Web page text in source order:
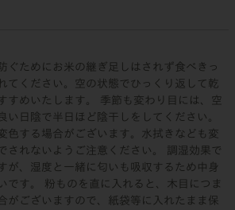
ぐためにお米の継ぎ足しはされず食べきっ
てください。空の状態でひっくり返して乾
すめいたします。 季節も変わり目には、空
い日陰で半日ほど陰干しをしてください。
色する場合がございます。水拭きなども変
されないようご注意ください。 調湿効果で
が、湿度と一緒に匂いも吸収するため中身
です。 粉ものを直に入れると、木目につま
がございますので、紙袋等に入れたまま保